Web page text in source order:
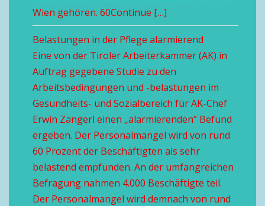
Wien gehören. 60Continue […]
Belastungen in der Pflege alarmierend
Eine von der Tiroler Arbeiterkammer (AK) in
Auftrag gegebene Studie zu den
Arbeitsbedingungen und -belastungen im
Gesundheits- und Sozialbereich für AK-Chef
Erwin Zangerl einen „alarmierenden“ Befund
ergeben. Der Personalmangel wird von rund
60 Prozent der Beschäftigten als sehr
belastend empfunden. An der umfangreichen
Befragung nahmen 4.000 Beschäftigte teil.
Der Personalmangel wird demnach von rund